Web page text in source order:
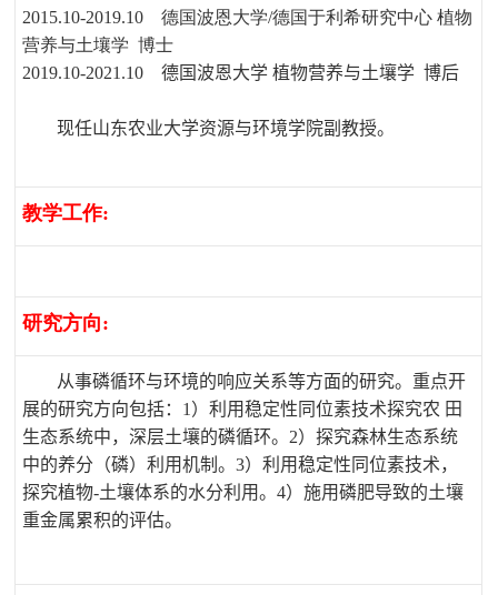
2015.10-2019.10德国波恩大学/德国于利希研究中心 植物
营养与土壤学 博士
2019.10-2021.10德国波恩大学 植物营养与土壤学 博后
现任山东农业大学资源与环境学院副教授。
教学工作:
研究方向:
从事磷循环与环境的响应关系等方面的研究。重点开
展的研究方向包括： 1 ）利用稳定性同位素技术探究农 田
生态系统中，深层土壤的磷循环。 2）探究森林生态系统
中的养分（磷）利用机制。3）利用稳定性同位素技术，
探究植物-土壤体系的水分利用。4）施用磷肥导致的土壤
重金属累积的评估。